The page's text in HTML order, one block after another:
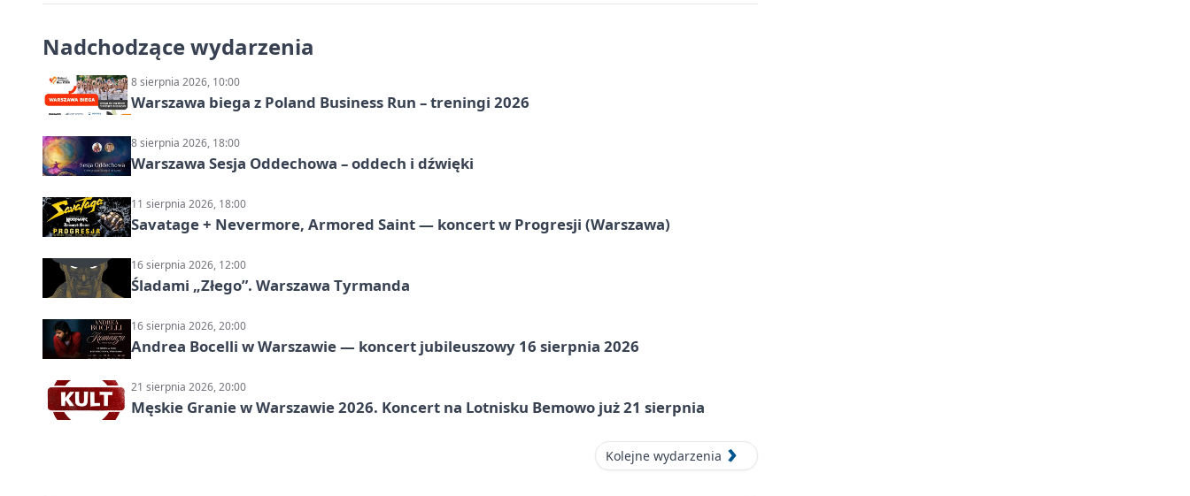
Nadchodzące wydarzenia
8 sierpnia 2026, 10:00
Warszawa biega z Poland Business Run – treningi 2026
8 sierpnia 2026, 18:00
Warszawa Sesja Oddechowa – oddech i dźwięki
11 sierpnia 2026, 18:00
Savatage + Nevermore, Armored Saint — koncert w Progresji (Warszawa)
16 sierpnia 2026, 12:00
Śladami „Złego”. Warszawa Tyrmanda
16 sierpnia 2026, 20:00
Andrea Bocelli w Warszawie — koncert jubileuszowy 16 sierpnia 2026
21 sierpnia 2026, 20:00
Męskie Granie w Warszawie 2026. Koncert na Lotnisku Bemowo już 21 sierpnia
Kolejne wydarzenia